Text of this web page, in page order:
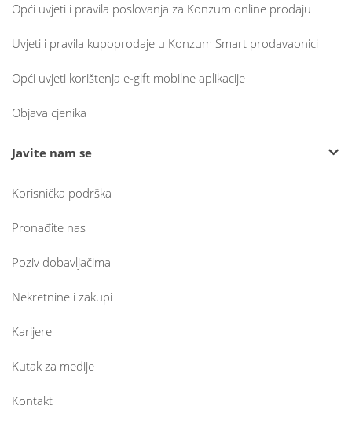
Opći uvjeti i pravila poslovanja za Konzum online prodaju
Uvjeti i pravila kupoprodaje u Konzum Smart prodavaonici
Opći uvjeti korištenja e-gift mobilne aplikacije
Objava cjenika
Javite nam se
Korisnička podrška
Pronađite nas
Poziv dobavljačima
Nekretnine i zakupi
Karijere
Kutak za medije
Kontakt